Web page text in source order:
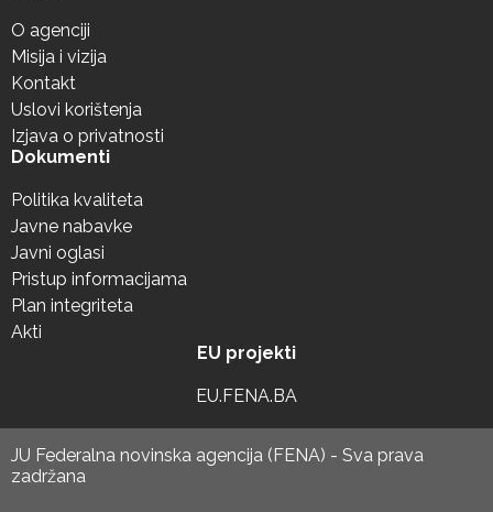
O agenciji
Misija i vizija
Kontakt
Uslovi korištenja
Izjava o privatnosti
Dokumenti
Politika kvaliteta
Javne nabavke
Javni oglasi
Pristup informacijama
Plan integriteta
Akti
EU projekti
EU.FENA.BA
JU Federalna novinska agencija (FENA) - Sva prava
zadržana